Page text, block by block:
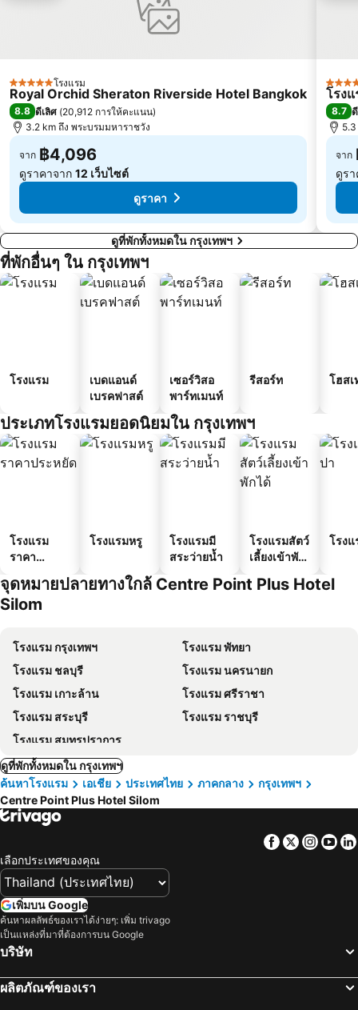
บีทีเอส สะพานตากสิน
บีทีเอส อนุสาวรีย์ชัยสมรภูมิ
บีทีเอส พระโขนง
บีทีเอส บางนา
5 ดาว โรงแรม
Royal Orchid Sheraton Riverside Hotel Bangkok
8.8 ดีเลิศ (20,912 การให้คะแนน)
3.2 km ถึง พระบรมมหาราชวัง
จาก ฿4,096
ดูราคาจาก 12 เว็บไซต์
ดูราคา
5 ดาว
โรงแ
8.7
จาก
ดูร
ดูที่พักทั้งหมดใน กรุงเทพฯ
ที่พักอื่นๆ ใน กรุงเทพฯ
โรงแรม
เบดแอนด์
เบรคฟาสต์
เซอร์วิสอ
พาร์ทเมนท์
รีสอร์ท โฮสเ
ประเภทโรงแรมยอดนิยมใน กรุงเทพฯ
โรงแรม
ราคา
โรงแรมหรู
โรงแรมมี
สระว่ายน้ำ
โรงแรมสัตว์
เลี้ยงเข้าพัก
โรง
จุดหมายปลายทางใกล้ Centre Point Plus Hotel
Silom
โรงแรม กรุงเทพฯ
โรงแรม พัทยา
โรงแรม ชลบุรี
โรงแรม นครนายก
โรงแรม เกาะล้าน
โรงแรม ศรีราชา
โรงแรม สระบุรี
โรงแรม ราชบุรี
โรงแรม สมุทรปราการ
ดูที่พักทั้งหมดใน กรุงเทพฯ
ค้นหาโรงแรม
เอเชีย ประเทศไทย ภาคกลาง
กรุงเทพฯ
Centre Point Plus Hotel Silom
Facebook
Twitter
เลือกประเทศของคุณ
เพิ่มบน Google
ค้นหาผลลัพธ์ของเราได้ง่ายๆ: เพิ่ม trivago
เป็นแหล่งที่มาที่ต้องการบน Google
บริษัท
ผลิตภัณฑ์ของเรา